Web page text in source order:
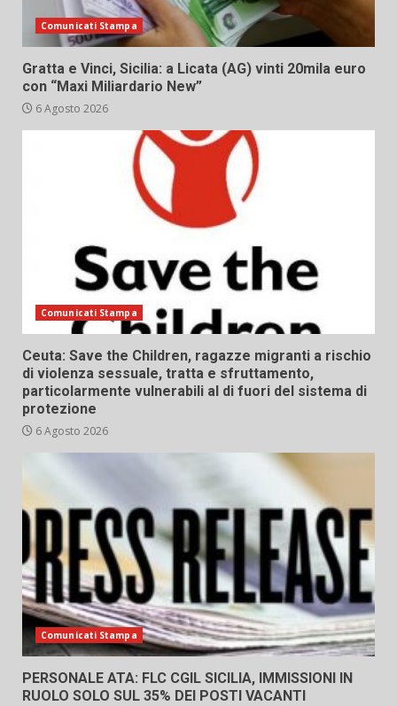
Comunicati Stampa
Gratta e Vinci, Sicilia: a Licata (AG) vinti 20mila euro
con “Maxi Miliardario New”
6 Agosto 2026
Comunicati Stampa
Ceuta: Save the Children, ragazze migranti a rischio
di violenza sessuale, tratta e sfruttamento,
particolarmente vulnerabili al di fuori del sistema di
protezione
6 Agosto 2026
Comunicati Stampa
PERSONALE ATA: FLC CGIL SICILIA, IMMISSIONI IN
RUOLO SOLO SUL 35% DEI POSTI VACANTI